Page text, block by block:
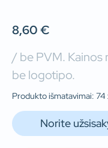
8,60€
/ be PVM. Kainos
be logotipo.
Produkto išmatavimai:
Norite